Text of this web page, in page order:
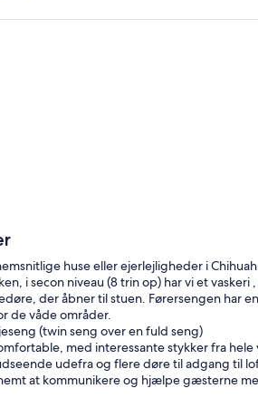
huse eller ejerlejligheder i
i secon niveau (8 trin op) har vi et vaskeri
der åbner til stuen. Førersengen har
de våde områder.
(twin seng over en fuld seng)
med interessante stykker fra hele
udefra og flere døre til adgang til
at kommunikere og hjælpe gæsterne